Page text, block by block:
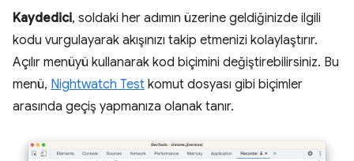
Kaydedici, soldaki her adımın üzerine geldiğinizde ilgili
kodu vurgulayarak akışınızı takip etmenizi kolaylaştırır.
Açılır menüyü kullanarak kod biçimini değiştirebilirsiniz. Bu
menü, Nightwatch Test komut dosyası gibi biçimler
arasında geçiş yapmanıza olanak tanır.